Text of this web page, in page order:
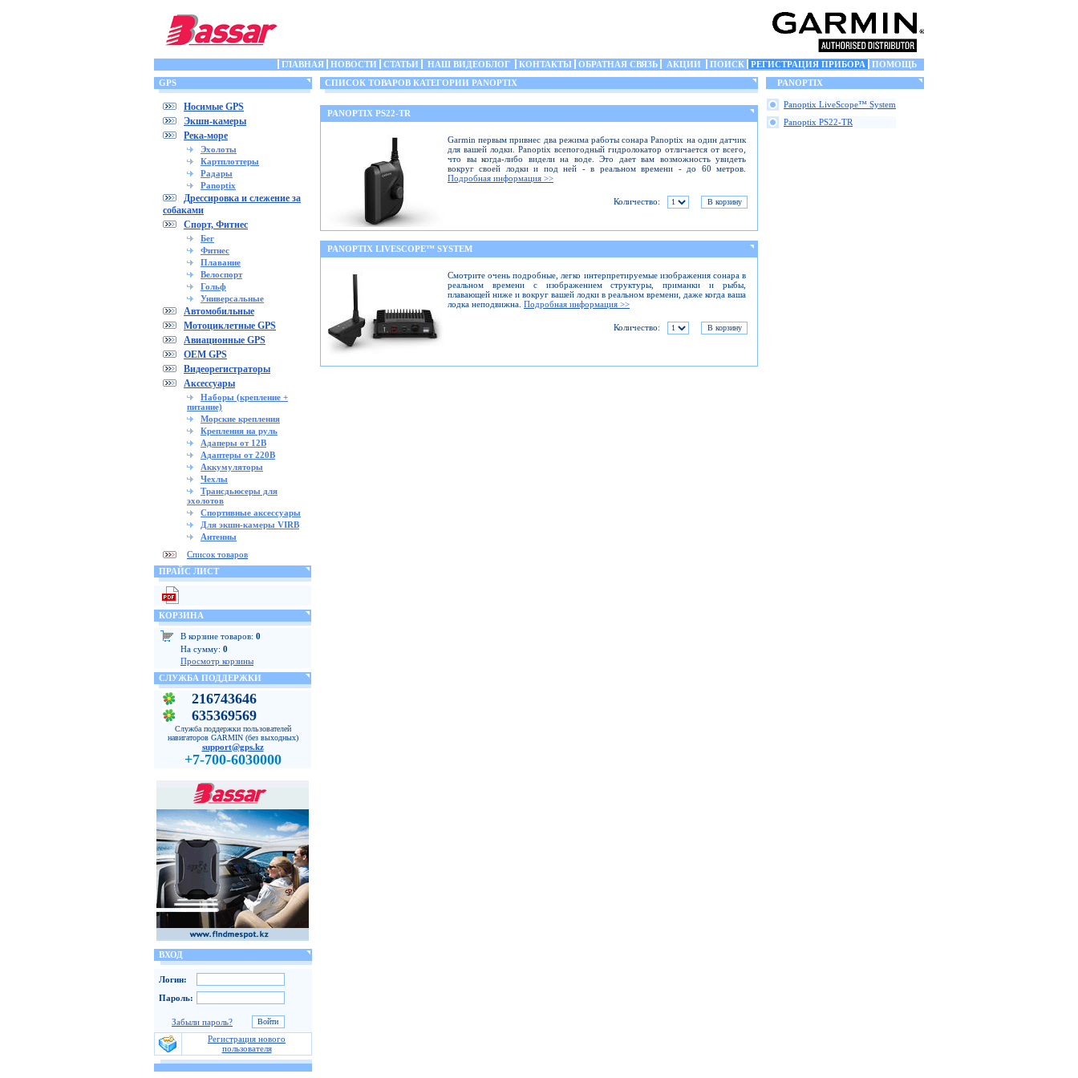
ГЛАВНАЯ НОВОСТИ СТАТЬИ НАШ ВИДЕОБЛОГ КОНТАКТЫ ОБРАТНАЯ СВЯЗЬ АКЦИИ ПОИСК РЕГИСТРАЦИЯ ПРИБОРА
ПОМОЩЬ
GPS
Носимые GPS
Экшн-камеры
Река-море
Эхолоты
Картплоттеры
Радары
Panoptix
Дрессировка и слежение за
собаками
Спорт, Фитнес
Бег
Фитнес
Плавание
Велоспорт
Гольф
Универсальные
Автомобильные
Мотоциклетные GPS
Авиационные GPS
OEM GPS
Видеорегистраторы
Аксессуары
Наборы (крепление +
питание)
Морские крепления
Крепления на руль
Адаперы от 12В
Адаптеры от 220В
Аккумуляторы
Чехлы
Трансдьюсеры для
эхолотов
Спортивные аксессуары
Для экшн-камеры VIRB
Антенны
Список товаров
ПРАЙС ЛИСТ
КОРЗИНА
В корзине товаров: 0
На сумму: 0
Просмотр корзины
СЛУЖБА ПОДДЕРЖКИ
216743646
635369569
Служба поддержки пользователей
навигаторов GARMIN (без выходных)
support@gps.kz
+7-700-6030000
ВХОД
Логин:
Пароль:
Забыли пароль?
Регистрация нового
пользователя
СПИСОК ТОВАРОВ КАТЕГОРИИ PANOPTIX
PANOPTIX PS22-TR
Garmin первым привнес два режима работы сонара Panoptix на один датчик
для вашей лодки. Panoptix всепогодный гидролокатор отличается от всего,
что вы когда-либо видели на воде. Это дает вам возможность увидеть
вокруг своей лодки и под ней - в реальном времени - до 60 метров.
Подробная информация >>
Количество:
PANOPTIX LIVESCOPE™ SYSTEM
Смотрите очень подробные, легко интерпретируемые изображения сонара в
реальном времени с изображением структуры, приманки и рыбы,
плавающей ниже и вокруг вашей лодки в реальном времени, даже когда ваша
лодка неподвижна. Подробная информация >>
Количество:
PANOPTIX
Panoptix LiveScope™ System
Panoptix PS22-TR